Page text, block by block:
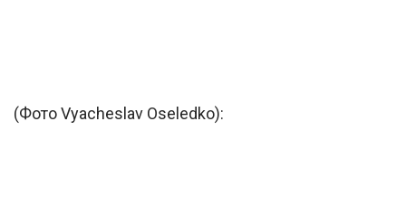
(Фото Vyacheslav Oseledko):